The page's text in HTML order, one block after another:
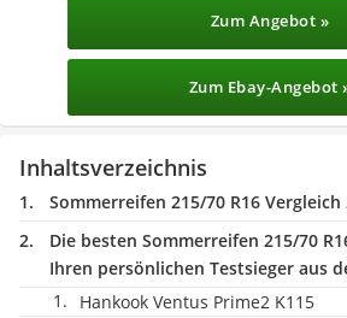
Zum Angebot »
Zum Ebay-Angebot
Inhaltsverzeichnis
Sommerreifen 215/70 R16 Vergleich
Die besten Sommerreifen 215/70
Ihren persönlichen Testsieger aus
Hankook Ventus Prime2 K115